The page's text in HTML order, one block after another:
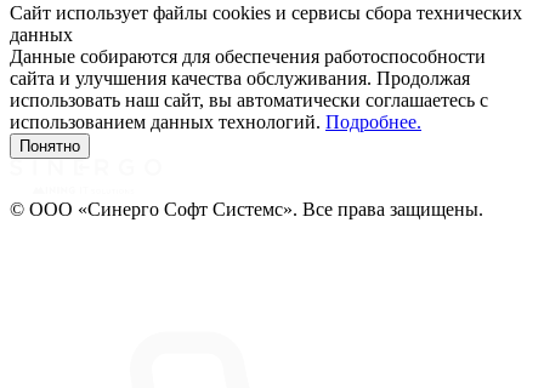
Сайт использует файлы cookies и сервисы сбора технических
данных
Данные собираются для обеспечения работоспособности
сайта и улучшения качества обслуживания. Продолжая
использовать наш сайт, вы автоматически соглашаетесь с
использованием данных технологий. Подробнее.
Понятно
© ООО «Синерго Софт Системс». Все права защищены.